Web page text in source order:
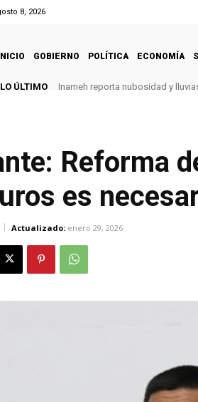
8, 2026
GOBIERNO POLÍTICA ECONOMÍA
LO ÚLTIMO Inameh reporta nubosidad y
Reforma
es
Actualizado: enero 29, 2026